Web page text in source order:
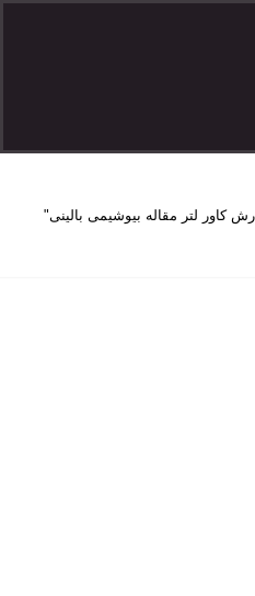
کاور لتر مقاله بیوشیمی بالینی"